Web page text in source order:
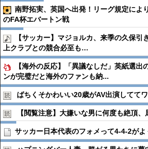
南野拓実、英国へ出発！リーグ規定によ
のFA杯エバートン戦
【サッカー】マジョルカ、来季の久保
上クラブとの競合必至も…
【海外の反応】「異議なしだ」英紙選出
ンが完璧だと海外のファンも納...
ばちくそかわいい20歳がAV出演してて
【閲覧注意】大嫌いな男に何度も絶頂
サッカー日本代表のフォメって4-4-2がよ